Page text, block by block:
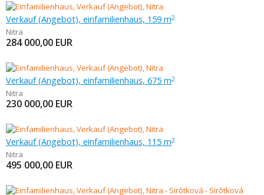
Verkauf (Angebot), einfamilienhaus, 159 m2
Nitra
284 000,00 EUR
Verkauf (Angebot), einfamilienhaus, 675 m2
Nitra
230 000,00 EUR
Verkauf (Angebot), einfamilienhaus, 115 m2
Nitra
495 000,00 EUR